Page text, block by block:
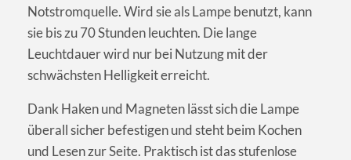
Notstromquelle. Wird sie als Lampe benutzt, kann
sie bis zu 70 Stunden leuchten. Die lange
Leuchtdauer wird nur bei Nutzung mit der
schwächsten Helligkeit erreicht.
Dank Haken und Magneten lässt sich die Lampe
überall sicher befestigen und steht beim Kochen
und Lesen zur Seite. Praktisch ist das stufenlose